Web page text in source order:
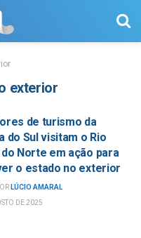
exterior
de turismo da
do Sul visitam o Rio
do Norte em ação para
o estado no exterior
LÚCIO AMARAL
DE 2025